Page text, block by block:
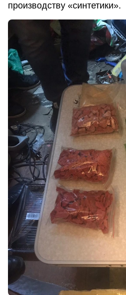
производству «синтетики».